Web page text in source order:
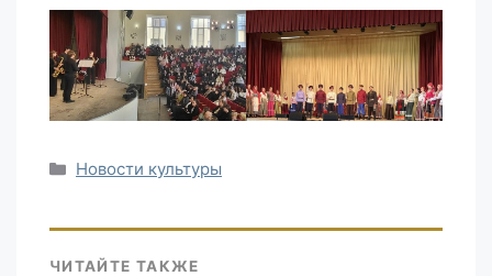
Рубрики
Новости культуры
ЧИТАЙТЕ ТАКЖЕ